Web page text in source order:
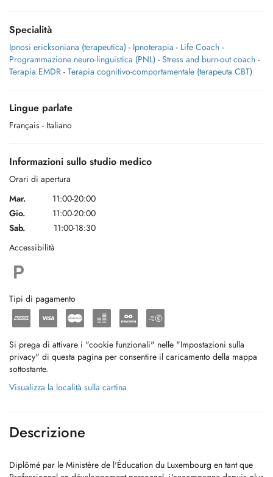
Specialità
Ipnosi ericksoniana (terapeutica) - Ipnoterapia - Life Coach -
Programmazione neuro-linguistica (PNL) - Stress and burn-out coach -
Terapia EMDR - Terapia cognitivo-comportamentale (terapeuta CBT)
Lingue parlate
Français - Italiano
Informazioni sullo studio medico
Orari di apertura
Mar.
11:00-20:00
Gio.
11:00-20:00
Sab.
11:00-18:30
Accessibilità
Tipi di pagamento
Si prega di attivare i "cookie funzionali" nelle "Impostazioni sulla
privacy" di questa pagina per consentire il caricamento della mappa
sottostante.
Visualizza la località sulla cartina
Descrizione
Diplômé par le Ministère de l'Éducation du Luxembourg en tant que